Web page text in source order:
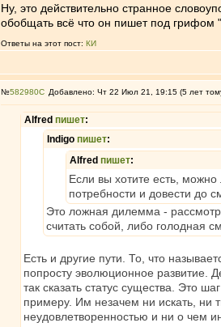
Ну, это действительно странное
обобщать всё что он пишет под грифом
Ответы на этот пост: КИ
№582980 Добавлено: Чт 22 Июл 21, 19:15 (5 лет
Alfred пишет:
Indigo пишет:
Alfred пишет:
Если вы хотите есть, можно
потребности и довести до
Это ложная дилемма -
считать собой, либо голодная
Есть и другие пути. То, что
попросту эволюционное развитие.
так сказать статус существа. Это
примеру. Им незачем ни искать, ни
неудовлетворенностью и ни о чем